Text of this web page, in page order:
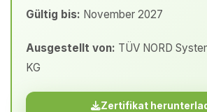
Gültig bis: November 2027
Ausgestellt von: TÜV NORD
KG
Zertifikat